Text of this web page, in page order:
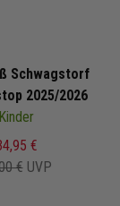
Schwagstorf
2025/2026
Kinder
€
€ UVP